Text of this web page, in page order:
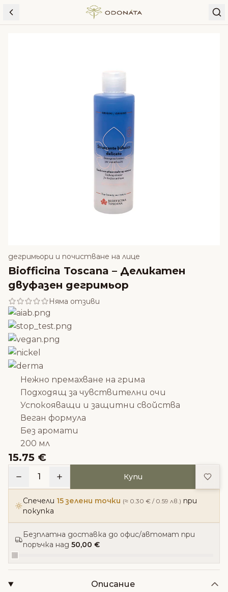
Skip to content
дегримьори и почистване на лице
Biofficina Toscana – Деликатен
двуфазен дегримьор
Няма отзиви
Нежно премахване на грима
Подходящ за чувствителни очи
Успокояващи и защитни свойства
Веган формула
Без аромати
200 мл
15.75 €
1 Купи
Спечели 15 зелени точки (≈ 0.30 € / 0.59 лв.) при
покупка
Безплатна доставка до офис/автомат при
поръчка над 50,00 €
Описание